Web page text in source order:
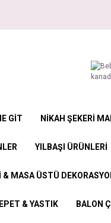
GİT NİKAH ŞEKERİ
YILBAŞI ÜRÜNLERİ
MASA ÜSTÜ
& YASTIK BALON